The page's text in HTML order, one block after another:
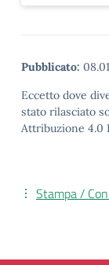
Pubblicato:
Eccetto dove
stato rilasciato
Attribuzione 4.0
Stampa /